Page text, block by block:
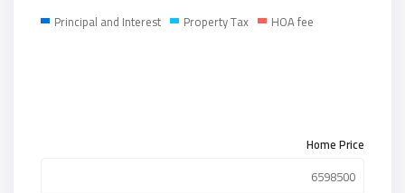
Principal and Interest Property Tax HOA fee
Home Price